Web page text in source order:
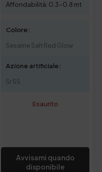
Affondabilità: 0.3-0.8 mt
Colore:
Sesame Salt Red Glow
Azione artificiale:
Sr SS
Esaurito
Avvisami quando
disponibile